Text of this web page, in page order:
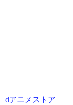
dアニメストア